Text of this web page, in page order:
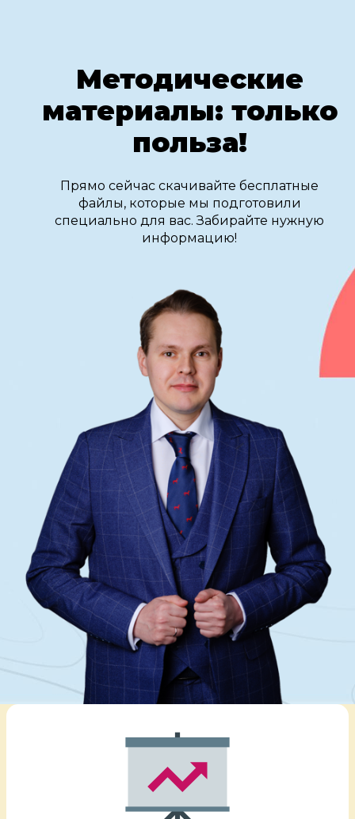
Методические
материалы: только
польза!
Прямо сейчас скачивайте бесплатные
файлы, которые мы подготовили
специально для вас. Забирайте нужную
информацию!